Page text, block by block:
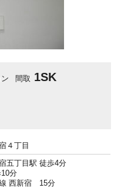
間取 1SK
４丁目
五丁目駅 徒歩4分
分
西新宿 15分